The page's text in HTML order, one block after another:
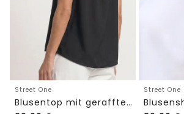
Street One
Blusentop mit gerafftem Rundhals
Street